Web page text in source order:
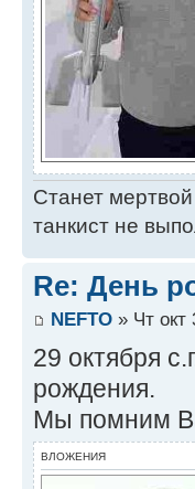
Станет
танкист не
Re: День
NEFTO » Чт окт
29 октября
рождения.
Мы помним
ВЛОЖЕНИЯ